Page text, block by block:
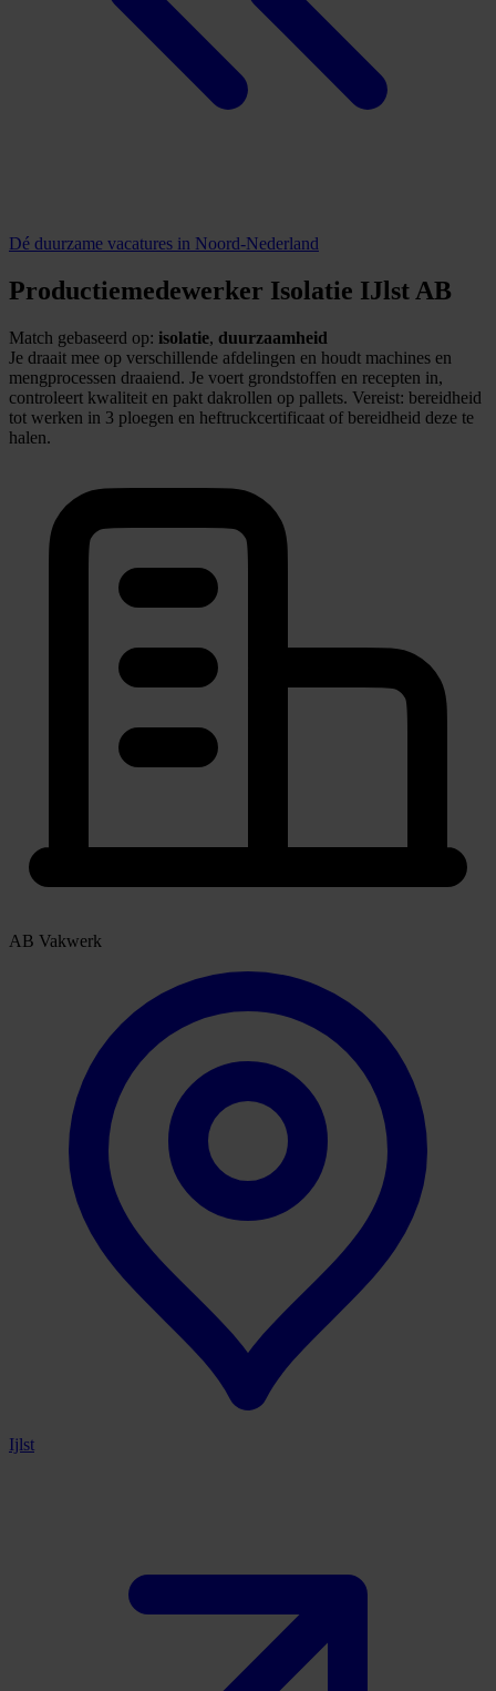
Dé duurzame vacatures in Noord-Nederland
Productiemedewerker Isolatie IJlst AB
Match gebaseerd op: isolatie, duurzaamheid
Je draait mee op verschillende afdelingen en houdt machines en
mengprocessen draaiend. Je voert grondstoffen en recepten in,
controleert kwaliteit en pakt dakrollen op pallets. Vereist: bereidheid
tot werken in 3 ploegen en heftruckcertificaat of bereidheid deze te
halen.
AB Vakwerk
Ijlst